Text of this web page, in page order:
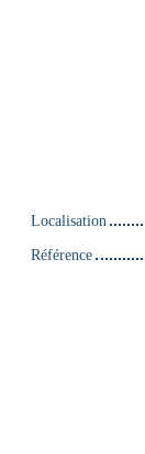
Localisation
Référence